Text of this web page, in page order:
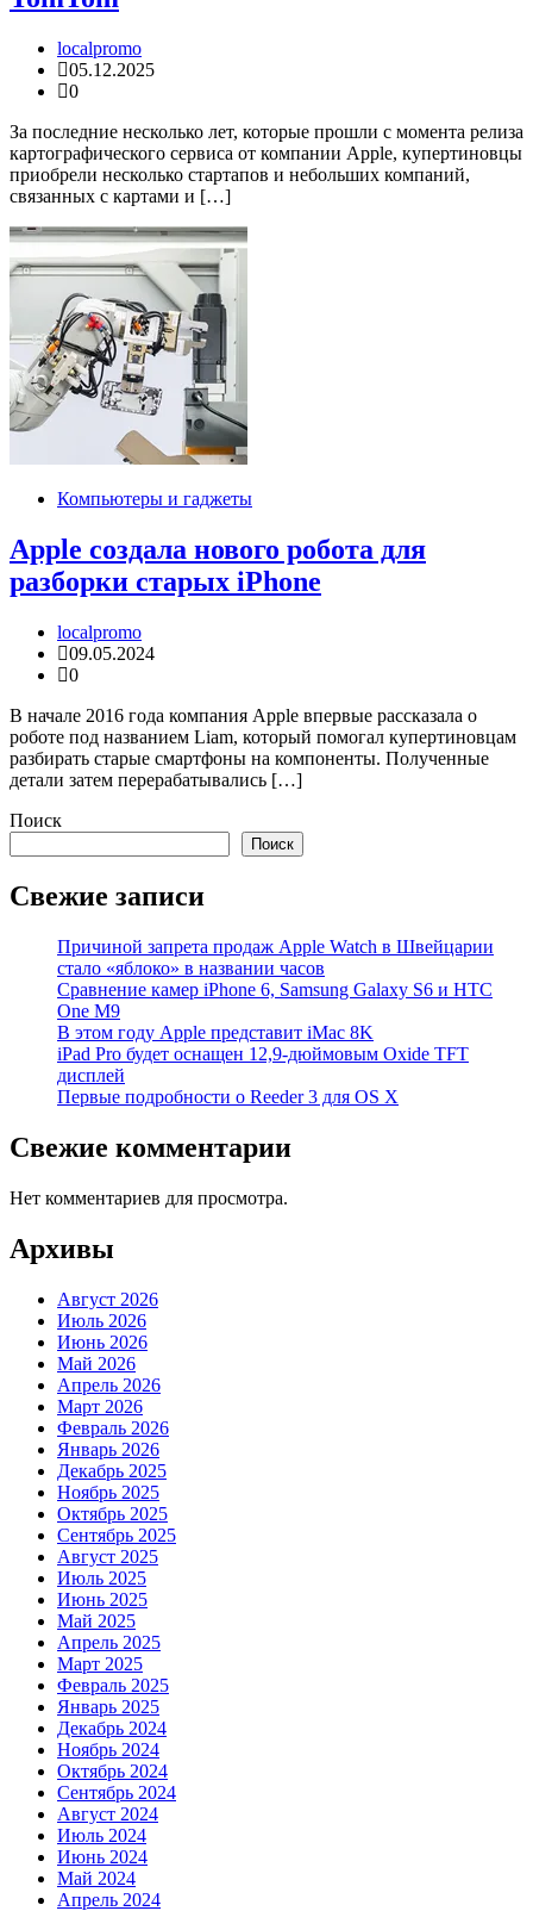
localpromo
05.12.2025
0
За последние несколько лет, которые прошли с момента релиза
картографического сервиса от компании Apple, купертиновцы
приобрели несколько стартапов и небольших компаний,
связанных с картами и […]
Компьютеры и гаджеты
Apple создала нового робота для
разборки старых iPhone
localpromo
09.05.2024
0
В начале 2016 года компания Apple впервые рассказала о
роботе под названием Liam, который помогал купертиновцам
разбирать старые смартфоны на компоненты. Полученные
детали затем перерабатывались […]
Поиск
Поиск
Свежие записи
Причиной запрета продаж Apple Watch в Швейцарии
стало «яблоко» в названии часов
Cравнение камер iPhone 6, Samsung Galaxy S6 и HTC
One M9
В этом году Apple представит iMac 8K
iPad Pro будет оснащен 12,9-дюймовым Oxide TFT
дисплей
Первые подробности о Reeder 3 для OS X
Свежие комментарии
Нет комментариев для просмотра.
Архивы
Август 2026
Июль 2026
Июнь 2026
Май 2026
Апрель 2026
Март 2026
Февраль 2026
Январь 2026
Декабрь 2025
Ноябрь 2025
Октябрь 2025
Сентябрь 2025
Август 2025
Июль 2025
Июнь 2025
Май 2025
Апрель 2025
Март 2025
Февраль 2025
Январь 2025
Декабрь 2024
Ноябрь 2024
Октябрь 2024
Сентябрь 2024
Август 2024
Июль 2024
Июнь 2024
Май 2024
Апрель 2024